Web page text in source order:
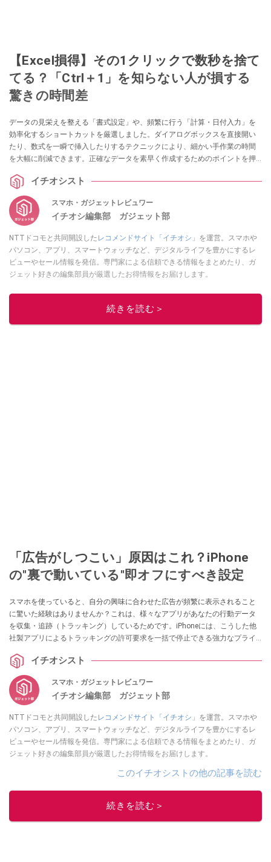
【Excel損得】その1クリックで数秒を捨て
てる？「Ctrl＋1」を知らない人が損する
驚きの時間差
データの見栄えを整える「書式設定」や、頻繁に行う「計算・日付入力」を
効率化するショートカットを厳選しました。ダイアログボックスを直接開い
たり、数式を一瞬で挿入したりするテクニックにより、細かい手作業の時間
を大幅に削減できます。正確なデータを素早く作成するためのポイントを押
for Windows 用の場合）
イチオシスト
スマホ・ガジェットレビュワー
イチオシ編集部 ガジェット部
NTTドコモと共同開設したレコメンドサイト「イチオシ」 を運営。スマホや
パソコン、アプリ、スマートウォッチなど、デジタルライフを豊かにするレ
ビューやセール情報を発信。専門家による信頼できる情報をまとめたり、ガ
ジェット好きの編集部員が厳選したお得情報をお届けします。
このイチオシストの他の記事を読む
続きを読む＞
「広告がしつこい」原因はこれ？iPhone
の"裏で動いている"即オフにすべき設定
スマホを使っていると、自分の興味に合わせた広告が頻繁に表示されること
に驚いた経験はありませんか？これは、様々なアプリがあなたの行動データ
を収集・追跡（トラッキング）しているためです。iPhoneには、こうした他
社製アプリによるトラッキングの許可要求を一括で停止できる強力なプライ
にオフにしておくべきトラッキング設定について解説します。
イチオシスト
スマホ・ガジェットレビュワー
イチオシ編集部 ガジェット部
NTTドコモと共同開設したレコメンドサイト「イチオシ」 を運営。スマホや
パソコン、アプリ、スマートウォッチなど、デジタルライフを豊かにするレ
ビューやセール情報を発信。専門家による信頼できる情報をまとめたり、ガ
ジェット好きの編集部員が厳選したお得情報をお届けします。
このイチオシストの他の記事を読む
続きを読む＞